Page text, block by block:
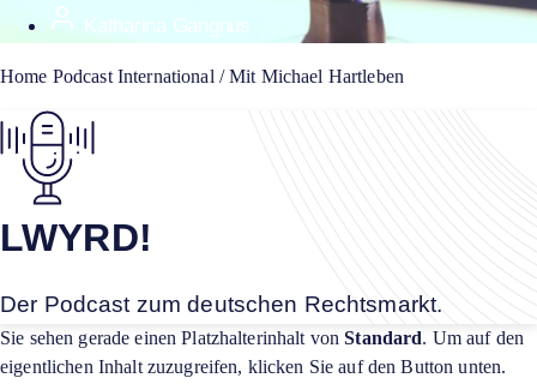
Katharina Gangnus
Home Podcast International / Mit Michael Hartleben
LWYRD!
Der Podcast zum deutschen Rechtsmarkt.
Sie sehen gerade einen Platzhalterinhalt vonStandard. Um auf den
eigentlichen Inhalt zuzugreifen, klicken Sie auf den Button unten.